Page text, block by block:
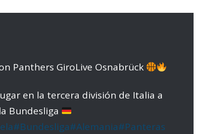
Panthers GiroLive Osnabrück
en la tercera división de Italia a
Bundesliga
#Bundesliga#Alemania#Panteras